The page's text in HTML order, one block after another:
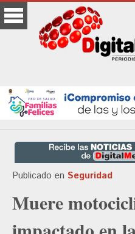
Publicado en Seguridad
Muere